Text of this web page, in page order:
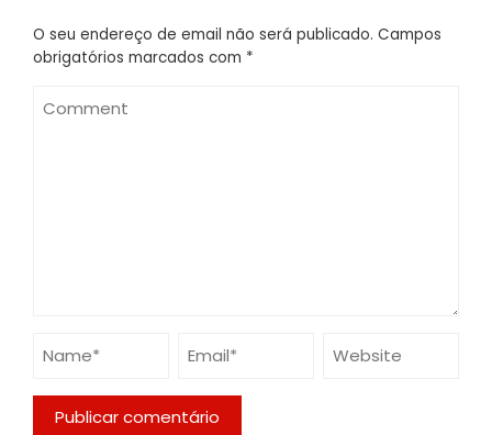
O seu endereço de email não será publicado. Campos
obrigatórios marcados com *